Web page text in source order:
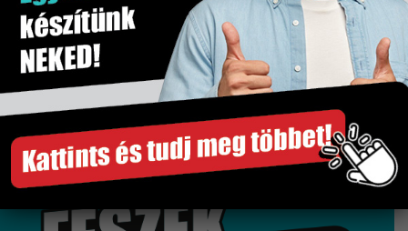
Gyártó Jika
Kiszerelés
Gyors és megbízható szállítás
Több száz termék raktárról
Győri bemutatóterem